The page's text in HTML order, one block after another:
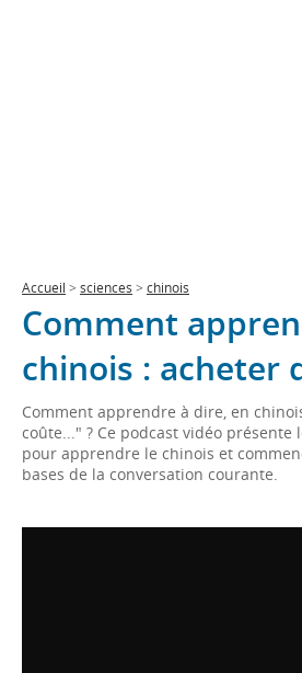
Accueil > sciences > chinois
Comment
chinois : acheter
Comment apprendre à dire, en
coûte..." ? Ce podcast vidéo présente
pour apprendre le chinois et
bases de la conversation courante.